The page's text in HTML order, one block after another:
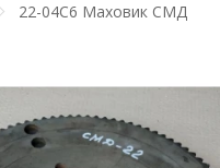
22-04С6 Маховик СМД